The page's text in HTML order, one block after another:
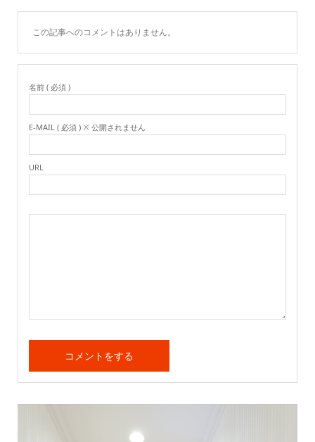
この記事へのコメントはありません。
名前 ( 必須 )
E-MAIL ( 必須 ) ※ 公開されません
URL